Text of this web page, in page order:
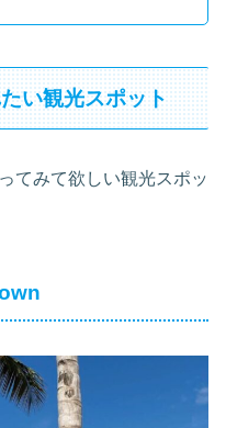
い観光スポット
てみて欲しい観光スポッ